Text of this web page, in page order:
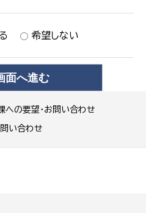
への要望・お問い合わせ
い合わせ
希望しない